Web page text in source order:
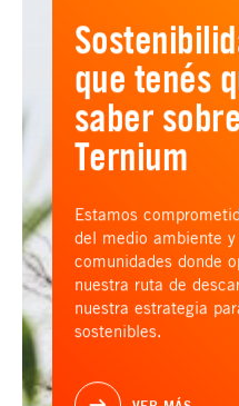
que tenés
saber sobre
Ternium
Estamos
del medio ambiente
comunidades donde
nuestra ruta de
nuestra estrategia
sostenibles.